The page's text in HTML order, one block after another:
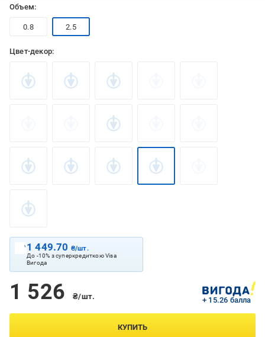
Объем:
0.8 2.5
Цвет-декор:
1 449.70 ₴/шт.
До -10% з суперкредиткою Visa
Вигода
1 526 ₴/шт. + 15.26 балла
КУПИТЬ